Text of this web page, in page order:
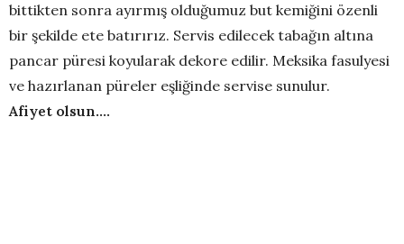
bittikten sonra ayırmış olduğumuz but kemiğini özenli
bir şekilde ete batırırız. Servis edilecek tabağın altına
pancar püresi koyularak dekore edilir. Meksika fasulyesi
ve hazırlanan püreler eşliğinde servise sunulur.
Afiyet olsun….